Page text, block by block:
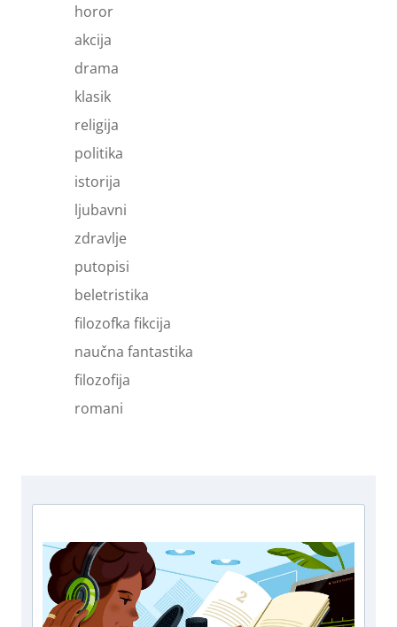
horor
akcija
drama
klasik
religija
politika
istorija
ljubavni
zdravlje
putopisi
beletristika
filozofka fikcija
naučna fantastika
filozofija
romani